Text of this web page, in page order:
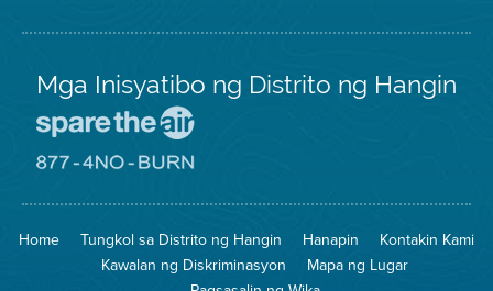
Mga Inisyatibo ng Distrito ng Hangin
Iligtas
Hangin
8774
na
Pagsunog
Home Tungkol sa Distrito ng Hangin Hanapin
Kontakin Kami
Kawalan ng Diskriminasyon
Mapa ng Lugar